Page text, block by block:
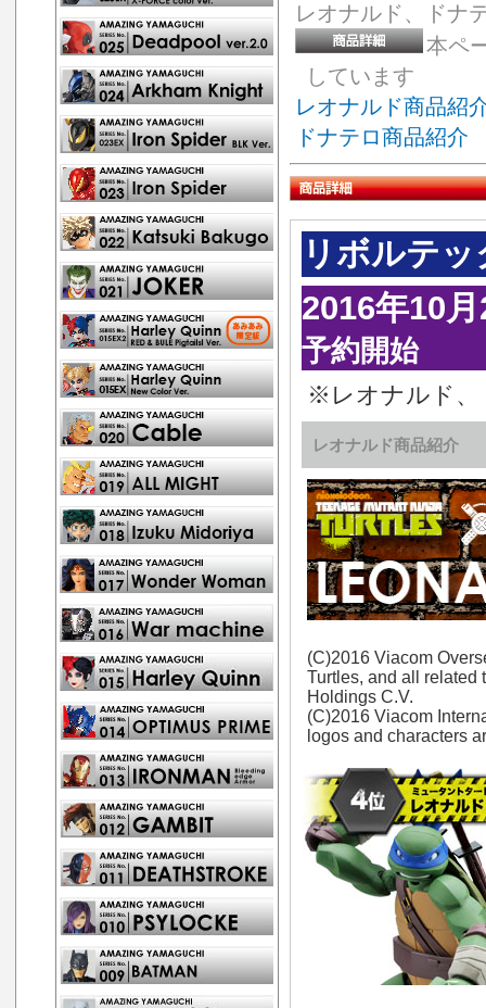
レオナルド、ドナ
本ペ
しています
レオナルド商品紹
ドナテロ商品紹介
リボルテ
2016年10
予約開始
※レオナルド、
レオナルド商品紹介
(C)2016 Viacom
Turtles, and all related
Holdings C.V.
(C)2016 Viacom
logos and characters